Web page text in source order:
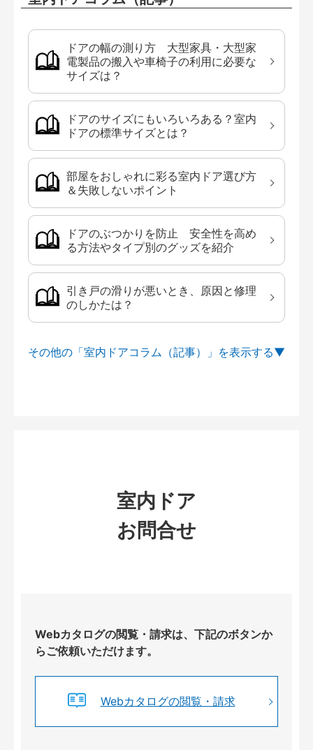
ドアの幅の測り方 大型家具・大型家
電製品の搬入や車椅子の利用に必要な
サイズは？
ドアのサイズにもいろいろある？室内
ドアの標準サイズとは？
部屋をおしゃれに彩る室内ドア選び方
＆失敗しないポイント
ドアのぶつかりを防止 安全性を高め
る方法やタイプ別のグッズを紹介
引き戸の滑りが悪いとき、原因と修理
のしかたは？
その他の「室内ドアコラム（記事）」を
室内ドア
お問合せ
Webカタログの閲覧・請求は、下記のボタンか
らご依頼いただけます。
Webカタログの閲覧・請求